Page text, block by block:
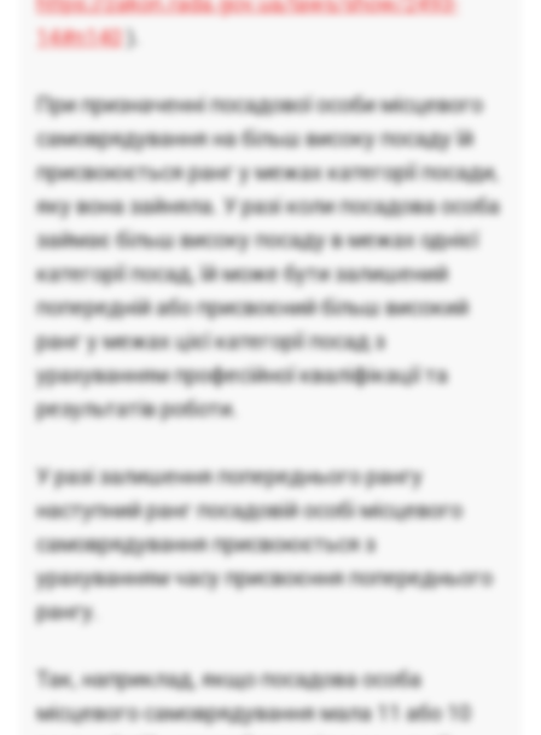
14#n140 ).
При призначенні посадової особи місцевого
самоврядування на більш високу посаду їй
присвоюється ранг у межах категорії посади,
яку вона зайняла. У разі коли посадова особа
займає більш високу посаду в межах однієї
категорії посад, їй може бути залишений
попередній або присвоєний більш високий
ранг у межах цієї категорії посад з
урахуванням професійної кваліфікації та
результатів роботи.
У разі залишення попереднього рангу
наступний ранг посадовій особі місцевого
самоврядування присвоюється з
урахуванням часу присвоєння попереднього
рангу.
Так, наприклад, якщо посадова особа
місцевого самоврядування мала 11 або 10